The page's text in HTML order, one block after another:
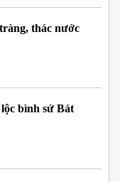
thác nước
bình sứ Bát